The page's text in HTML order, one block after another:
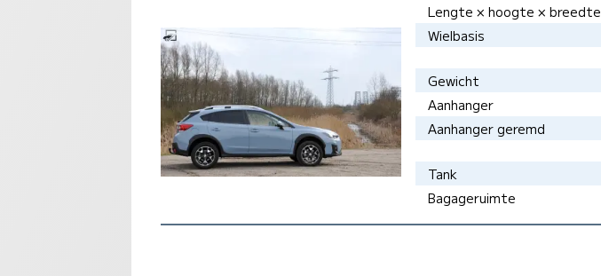
Lengte × hoogte × breedte
Wielbasis
Gewicht
Aanhanger
Aanhanger geremd
Tank
Bagageruimte